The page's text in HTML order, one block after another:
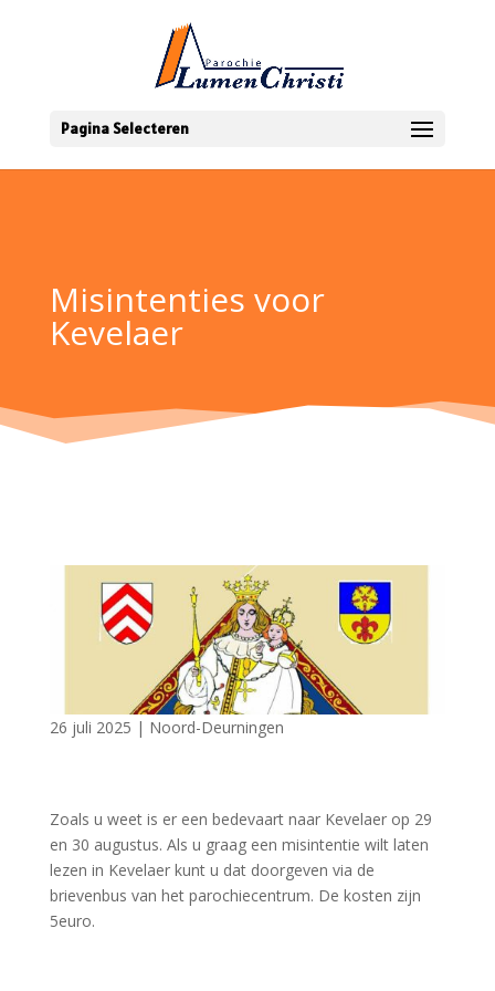
Pagina Selecteren
Misintenties voor
Kevelaer
26 juli 2025 | Noord-Deurningen
Zoals u weet is er een bedevaart naar Kevelaer op 29
en 30 augustus. Als u graag een misintentie wilt laten
lezen in Kevelaer kunt u dat doorgeven via de
brievenbus van het parochiecentrum. De kosten zijn
5euro.